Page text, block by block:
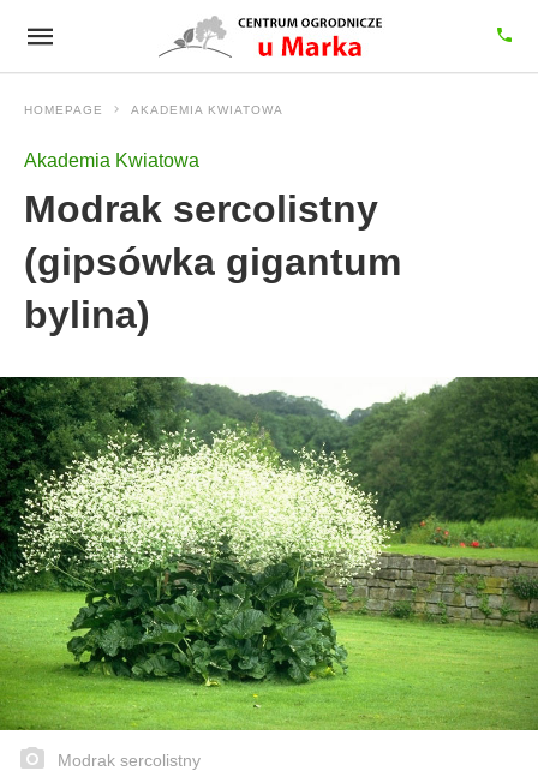
HOMEPAGE AKADEMIA KWIATOWA
Akademia Kwiatowa
Modrak sercolistny
(gipsówka gigantum
bylina)
Modrak sercolistny